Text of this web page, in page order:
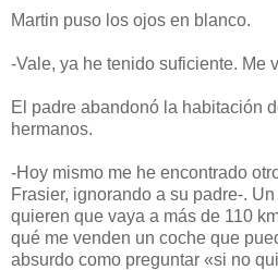
Martin puso los ojos en blanco.
-Vale, ya he tenido suficiente. Me
El padre abandonó la habitación
hermanos.
-Hoy mismo me he encontrado
Frasier, ignorando a su padre-.
quieren que vaya a más de 110
qué me venden un coche que
absurdo como preguntar «si no